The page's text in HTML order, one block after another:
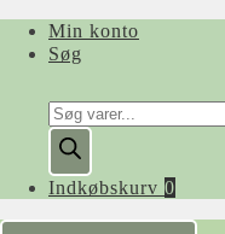
Min konto
Søg
Products
search
Indkøbskurv 0